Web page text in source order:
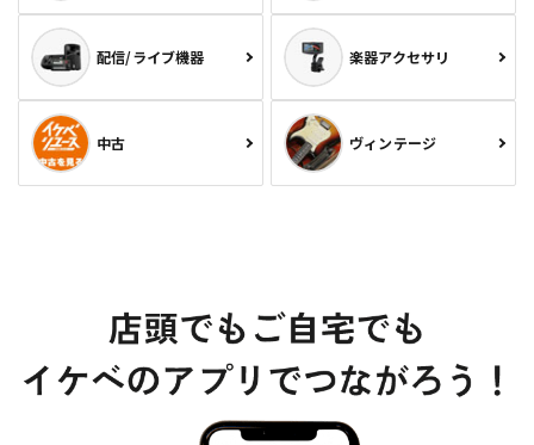
配信/ライブ機器 楽器アクセサリ
中古 ヴィンテージ